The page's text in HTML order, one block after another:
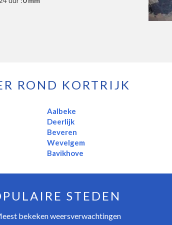
ROND KORTRIJK
Aalbeke
Deerlijk
Beveren
Wevelgem
Bavikhove
STEDEN
bekeken weersverwachtingen